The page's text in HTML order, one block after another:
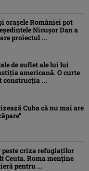
orașele României pot
Nicușor Dan a
proiectul ...
de suflet ale lui lui
americană. O curte
construcția ...
Cuba că nu mai are
criza refugiaților
Ceuta. Roma menține
pentru ...